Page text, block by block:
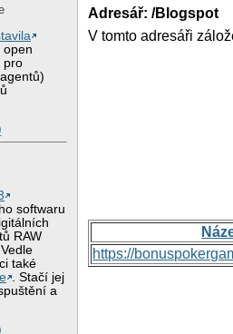
open
pro
softwaru
RAW
také
. Stačí jej
a
Adresář: /Blogspot
V tomto adresáři
https://